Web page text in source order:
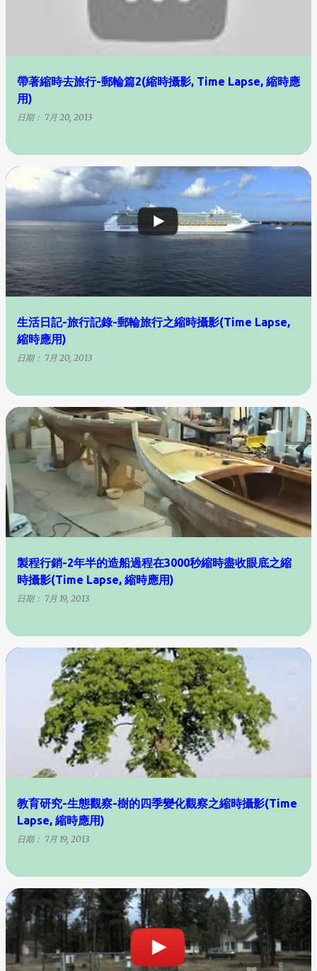
帶著縮時去旅行-郵輪篇2(縮時攝影, Time Lapse, 縮時應
用)
日期： 7月 20, 2013
生活日記-旅行記錄-郵輪旅行之縮時攝影(Time Lapse,
縮時應用)
日期： 7月 20, 2013
製程行銷-2年半的造船過程在3000秒縮時盡收眼底之縮
時攝影(Time Lapse, 縮時應用)
日期： 7月 19, 2013
教育研究-生態觀察-樹的四季變化觀察之縮時攝影(Time
Lapse, 縮時應用)
日期： 7月 19, 2013